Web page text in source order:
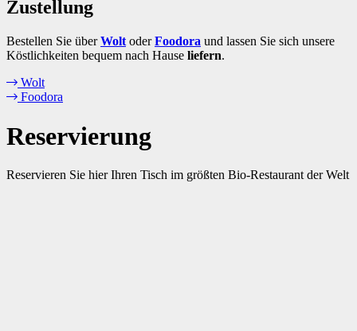
Zustellung
Bestellen Sie überWolt oderFoodora und lassen Sie sich unsere
Köstlichkeiten bequem nach Hause liefern.
Wolt
Foodora
Reservierung
Reservieren Sie hier Ihren Tisch im größten Bio-Restaurant der Welt